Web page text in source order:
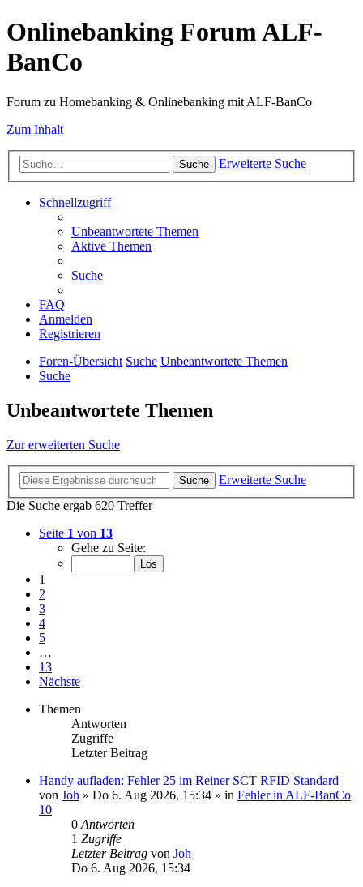
Onlinebanking Forum ALF-
BanCo
Forum zu Homebanking & Onlinebanking mit ALF-BanCo
Zum Inhalt
Suche Erweiterte Suche
Schnellzugriff
Unbeantwortete Themen
Aktive Themen
Suche
FAQ
Anmelden
Registrieren
Foren-Übersicht Suche Unbeantwortete Themen
Suche
Unbeantwortete Themen
Zur erweiterten Suche
Suche
Erweiterte Suche
Die Suche ergab 620 Treffer
Seite 1 von 13
Gehe zu Seite:
1
2
3
4
5
…
13
Nächste
Themen
Antworten
Zugriffe
Letzter Beitrag
Handy aufladen: Fehler 25 im Reiner SCT RFID Standard
von Joh » Do 6. Aug 2026, 15:34 » in Fehler in ALF-BanCo
10
0 Antworten
1 Zugriffe
Letzter Beitrag von Joh
Do 6. Aug 2026, 15:34